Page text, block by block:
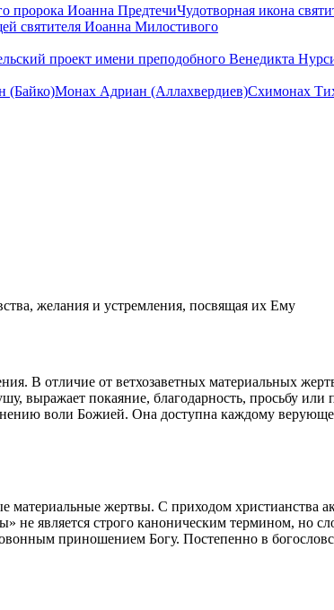
пророка Иоанна ПредтечиЧудотворная икона
святителя Иоанна Милостивого
проект имени преподобного Венедикта
(Байко)Монах Адриан (Аллахвердиев)Схимонах
желания и устремления, посвящая их Ему
В отличие от ветхозаветных материальных
выражает покаяние, благодарность, просьбу или
воли Божией. Она доступна каждому
жертвы. С приходом христианства
не является строго каноническим термином, но
приношением Богу. Постепенно в